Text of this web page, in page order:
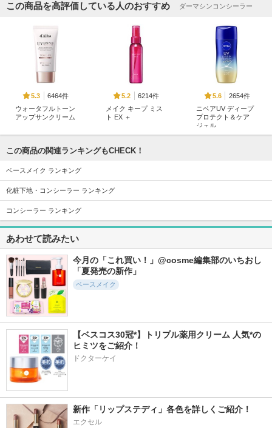
この商品を高評価している人のおすすめ ダーマシンコンシーラー
5.3
6464件
ウォータフルトーン
アップサンクリーム
5.2
6214件
メイク キープ ミス
ト EX ＋
5.6
2654件
ニベアUV ディープ
プロテクト＆ケア
ジェル
5.3
1900件
トランスルーセント
セットフィニッシン
グパウダー
tfit
ヴォワールコレクチ
テ
カバーアッププロコ
5.8
1423件
シグネチャーエッセ
ンス カバーパクト
インテンスカバー
AGE20'S(エージトウ
5.6
11357件
ルース パウダー
コスメデコルテ
5.7
5841件
この商品の関連ランキングもCHECK！
ベースメイク ランキング
化粧下地・コンシーラー ランキング
コンシーラー ランキング
あわせて読みたい
今月の「これ買い！」@cosme編集部のいちおし
「夏発売の新作」
ベースメイク
【ベスコス30冠*】トリプル薬用クリーム 人気*の
ヒミツをご紹介！
ドクターケイ
新作「リップステディ」各色を詳しくご紹介！
エクセル